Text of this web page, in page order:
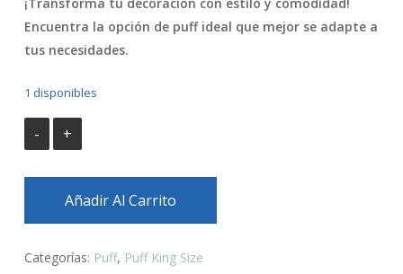
Encuentra la opción de puff ideal que mejor se adapte a
tus necesidades.
1 disponibles
Añadir Al Carrito
Categorías: Puff, Puff King Size